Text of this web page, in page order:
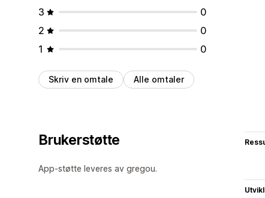
3
0
2
0
1
0
Skriv en omtale Alle omtaler
Brukerstøtte
App-støtte leveres av gregou.